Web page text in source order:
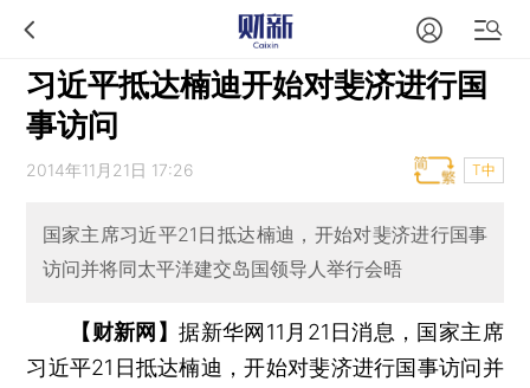
习近平抵达楠迪开始对斐济进行国
事访问
2014年11月21日 17:26 T中
国家主席习近平21日抵达楠迪，开始对斐济进行国事
访问并将同太平洋建交岛国领导人举行会晤
【财新网】据新华网11月21日消息，国家主席
习近平21日抵达楠迪，开始对斐济进行国事访问并